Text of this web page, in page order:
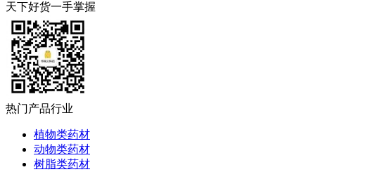
天下好货一手掌握
热门产品行业
植物类药材
动物类药材
树脂类药材